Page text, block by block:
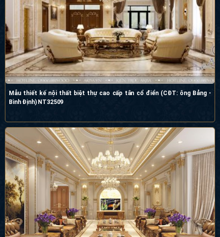
Mẫu thiết kế nội thất biệt thự cao cấp tân cổ điển (CĐT: ông Bảng -
Bình Định) NT32509